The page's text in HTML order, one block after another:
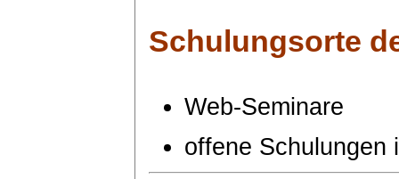
Schulungsorte
Web-Seminare
offene Schulungen